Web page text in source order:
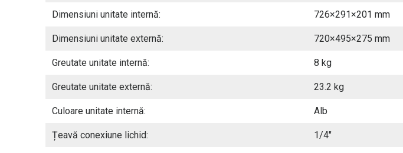
Dimensiuni unitate internă: 726×291×201 mm
Dimensiuni unitate externă: 720×495×275 mm
Greutate unitate internă: 8 kg
Greutate unitate externă: 23.2 kg
Culoare unitate internă: Alb
Țeavă conexiune lichid: 1/4"